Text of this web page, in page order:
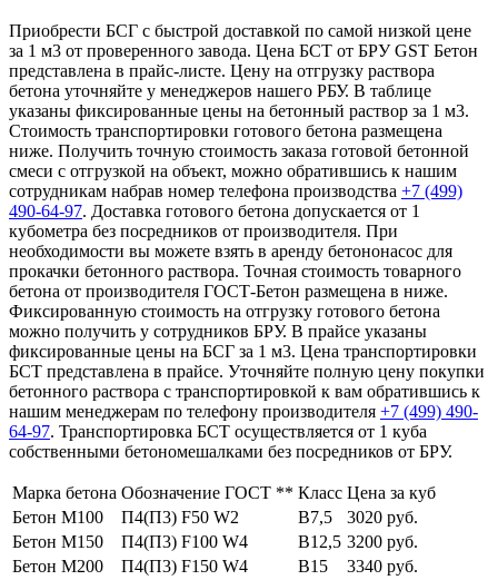
Приобрести БСГ с быстрой доставкой по самой низкой цене
за 1 м3 от проверенного завода. Цена БСТ от БРУ GST Бетон
представлена в прайс-листе. Цену на отгрузку раствора
бетона уточняйте у менеджеров нашего РБУ. В таблице
указаны фиксированные цены на бетонный раствор за 1 м3.
Стоимость транспортировки готового бетона размещена
ниже. Получить точную стоимость заказа готовой бетонной
смеси с отгрузкой на объект, можно обратившись к нашим
сотрудникам набрав номер телефона производства +7 (499)
490-64-97. Доставка готового бетона допускается от 1
кубометра без посредников от производителя. При
необходимости вы можете взять в аренду бетононасос для
прокачки бетонного раствора. Точная стоимость товарного
бетона от производителя ГОСТ-Бетон размещена в ниже.
Фиксированную стоимость на отгрузку готового бетона
можно получить у сотрудников БРУ. В прайсе указаны
фиксированные цены на БСГ за 1 м3. Цена транспортировки
БСТ представлена в прайсе. Уточняйте полную цену покупки
бетонного раствора с транспортировкой к вам обратившись к
нашим менеджерам по телефону производителя +7 (499) 490-
64-97. Транспортировка БСТ осуществляется от 1 куба
собственными бетономешалками без посредников от БРУ.
Марка бетона Обозначение ГОСТ ** Класс Цена за куб
Бетон М100
П4(П3) F50 W2 В7,5
3020 руб.
Бетон М150
П4(П3) F100 W4 В12,5 3200 руб.
Бетон М200
П4(П3) F150 W4 В15
3340 руб.